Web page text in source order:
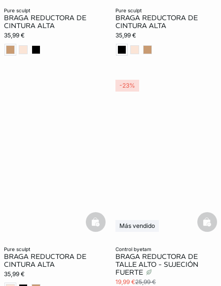
pure sculpt
BRAGA REDUCTORA DE
CINTURA ALTA
35,99 €
pure sculpt
BRAGA REDUCTORA DE
CINTURA ALTA
35,99 €
pure sculpt
BRAGA REDUCTORA DE
CINTURA ALTA
35,99 €
basketfull
control byetam
BRAGA REDUCTORA DE
TALLE ALTO - SUJECIÓN
FUERTE
19,99 €25,99 €
Más vendido
Lencería invisible
-23%